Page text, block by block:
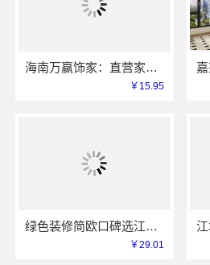
海南万赢饰家：直营家庭装修成本管控透明省心
￥15.95
绿色装修简欧口碑选江西尚宅尚品新型环保材料有限公司
￥29.01